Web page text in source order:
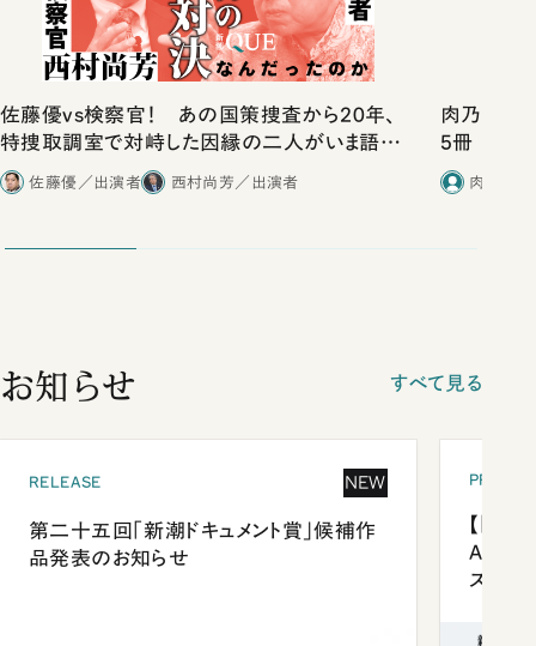
佐藤優vs検察官！ あの国策捜査から20年、
特捜取調室で対峙した因縁の二人がいま語り
合ったこと
佐藤優／出演者 西村尚芳／出演者
肉乃小路
5冊
肉乃小路
お知らせ すべて見る
RELEASE NEW
第二十五回「新潮ドキュメント賞」候補作
品発表のお知らせ
【「新
ズプレ